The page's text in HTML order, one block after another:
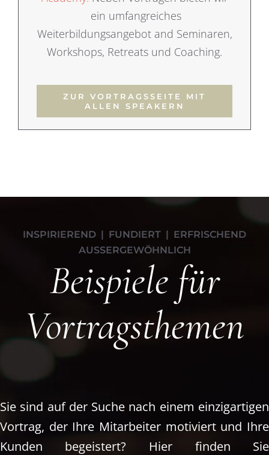
ein umfangreiches
Weiterbildungsangebot and Seminaren,
Workshops, Retreats und Coaching.
ZUR VORTRAGSSEITE MIT
ALLEN SPEAKERN
INSPIRIEREND | FUNDIERT | ERFRISCHEND
AUSSERGEWÖHNLICH
Beispiele für
Vortragsthemen
Sie sind auf der Suche nach einem einzigartigen
Vortrag, der Ihre Mitarbeiter motiviert und Ihre
Kunden begeistert? Hier finden Sie